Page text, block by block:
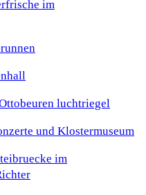
im
und Klostermuseum